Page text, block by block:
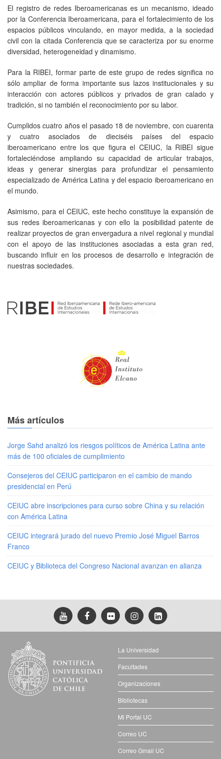
El registro de redes Iberoamericanas es un mecanismo, ideado
por la Conferencia Iberoamericana, para el fortalecimiento de los
espacios públicos vinculando, en mayor medida, a la sociedad
civil con la citada Conferencia que se caracteriza por su enorme
diversidad, heterogeneidad y dinamismo.
Para la RIBEI, formar parte de este grupo de redes significa no
sólo ampliar de forma importante sus lazos institucionales y su
interacción con actores públicos y privados de gran calado y
tradición, si no también el reconocimiento por su labor.
Cumplidos cuatro años el pasado 18 de noviembre, con cuarenta
y cuatro asociados de dieciséis países del espacio
iberoamericano entre los que figura el CEIUC, la RIBEI sigue
fortaleciéndose ampliando su capacidad de articular trabajos,
ideas y generar sinergias para profundizar el pensamiento
especializado de América Latina y del espacio iberoamericano en
el mundo.
Asimismo, para el CEIUC, este hecho constituye la expansión de
sus redes iberoamericanas y con ello la posibilidad patente de
realizar proyectos de gran envergadura a nivel regional y mundial
con el apoyo de las instituciones asociadas a esta gran red,
buscando influir en los procesos de desarrollo e integración de
nuestras sociedades.
Más artículos
Jorge Sahd analizó los riesgos políticos de América Latina ante
más de 100 oficiales de cumplimiento
Consejeros del CEIUC participaron en el cambio de mando
presidencial en Perú
CEIUC abre inscripciones para curso sobre China y su relación
con América Latina
CEIUC integrará jurado del nuevo Premio José Miguel Barros
Franco
CEIUC y Biblioteca del Congreso Nacional avanzan en alianza
La Universidad
Facultades
Organizaciones
Bibliotecas
Mi Portal UC
Correo UC
Correo Gmail UC